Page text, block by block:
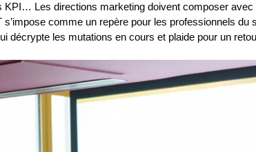
KPI… Les directions marketing doivent composer
comme un repère pour les professionnels du
décrypte les mutations en cours et plaide pour un